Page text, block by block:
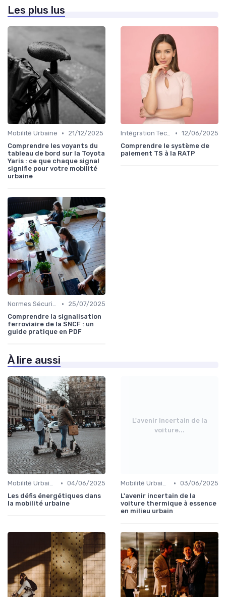
Les plus lus
Mobilité Urbaine •
21/12/2025
Comprendre les voyants du
tableau de bord sur la Toyota
Yaris : ce que chaque signal
signifie pour votre mobilité
urbaine
Intégration Technologique • 12/06/2025
Comprendre le système de
paiement TS à la RATP
Normes Sécurité •
25/07/2025
Comprendre la signalisation
ferroviaire de la SNCF : un
guide pratique en PDF
À lire aussi
Mobilité Urbaine • 04/06/2025
Les défis énergétiques dans
la mobilité urbaine
L'avenir incertain de la
voiture...
Mobilité Urbaine • 03/06/2025
L'avenir incertain de la
voiture thermique à essence
en milieu urbain